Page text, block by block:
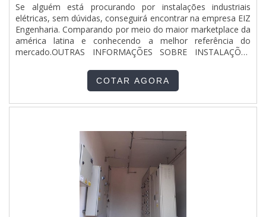
Se alguém está procurando por instalações industriais
elétricas, sem dúvidas, conseguirá encontrar na empresa EIZ
Engenharia. Comparando por meio do maior marketplace da
américa latina e conhecendo a melhor referência do
mercado.OUTRAS INFORMAÇÕES SOBRE INSTALAÇÕES
instalações industriais elétricas com uma empresa
responsável, que tem olhar de dono e faz tudo como se
COTAR AGORA